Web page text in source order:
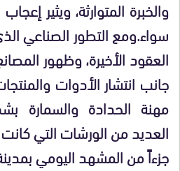
والخبرة المتوارثة، ويثير
سواء.ومع التطور الصناعي
العقود الأخيرة، وظهور
جانب انتشار الأدوات
مهنة الحدادة والسمارة
العديد من الورشات التي
جزءاً من المشهد اليومي